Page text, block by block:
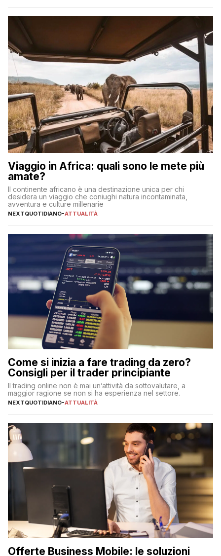
sul […]
Viaggio in Africa: quali sono le mete più
amate?
Il continente africano è una destinazione unica per chi
desidera un viaggio che coniughi natura incontaminata,
avventura e culture millenarie
NEXTQUOTIDIANO-ATTUALITÀ
Come si inizia a fare trading da zero?
Consigli per il trader principiante
Il trading online non è mai un’attività da sottovalutare, a
maggior ragione se non si ha esperienza nel settore.
NEXTQUOTIDIANO-ATTUALITÀ
Offerte Business Mobile: le soluzioni